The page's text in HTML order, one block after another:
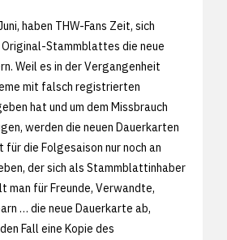
haben THW-Fans Zeit, sich
Stammblattes die neue
Weil es in der Vergangenheit
mit falsch registrierten
hat und um dem Missbrauch
werden die neuen Dauerkarten
die Folgesaison nur noch an
der sich als Stammblattinhaber
man für Freunde, Verwandte,
… die neue Dauerkarte ab,
Fall eine Kopie des